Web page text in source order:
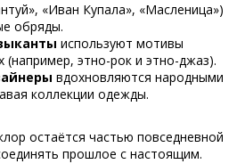
«Иван Купала», «Масленица»)
обряды.
используют мотивы
(например, этно-рок и этно-джаз).
вдохновляются народными
коллекции одежды.
остаётся частью повседневной
прошлое с настоящим.